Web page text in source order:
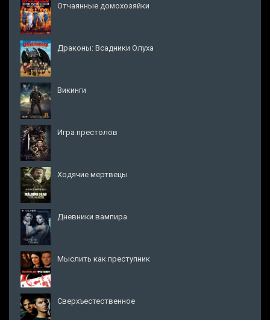
Отчаянные домохозяйки
Драконы: Всадники Олуха
Викинги
Игра престолов
Ходячие мертвецы
Дневники вампира
Мыслить как преступник
Сверхъестественное